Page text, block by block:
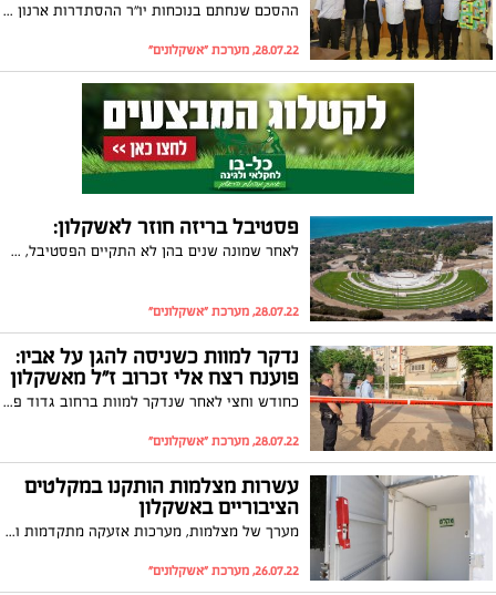
ההסכם שנחתם בנוכחות יו"ר ההסתדרות ארנון בר-דוד, ראש עיריית אשקלון תומר גלאם, יו"ר הסתדרות המעו"ף עו"ד גיל בר-טל וועד העובדים יחול על כ-1,450 עובדות ועובדי החברה ויהיה בתוקף למשך שלוש שנים
28.07.22, מערכת "אשקלונים"
פסטיבל בריזה חוזר לאשקלון:
לאחר שמונה שנים בהן לא התקיים הפסטיבל, חוזר הפסטיבל האהוב לשלושה ימים מרגשים בתאריכים 15-17/8 בגן הלאומי אשקלון. אברהם טל, אנה זק,עילי בוטנר וילדי החוץ אביב גפן והתעויוט עם בניה ברבי, יונתן רזל, נתן גושן ושולי רנדריטה, זהבה בן, נסרין קדרי, קרן פלס ועוד. הלו"ז המלא בכתבה
28.07.22, מערכת "אשקלונים"
נדקר למוות כשניסה להגן על אביו:
פוענח רצח אלי זכרוב ז"ל מאשקלון
כחודש וחצי לאחר שנדקר למוות ברחוב גדוד פורצים בעיר הוגשו כתבי אישום נגד ארבעה צעירים מאשקלון. הארבעה הגיעו לגבות חוב כספי של קרוב משפחה ודקרו באכזריות של המנוח כשניסה להגן על אביו
28.07.22, מערכת "אשקלונים"
עשרות מצלמות הותקנו במקלטים
הציבוריים באשקלון
מערך של מצלמות, מערכות אזעקה מתקדמות וגלאי נפח הותקנו ב-70 מקלטים ציבוריים במטרה למנוע פריצות ומעשי ונדליזם ובכך לשמור על כשירותם של המקלטים בשעת חירום
26.07.22, מערכת "אשקלונים"